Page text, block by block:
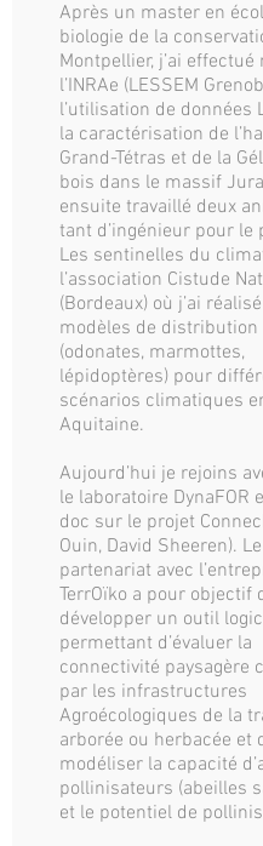
Après un master en
biologie de la
Montpellier, j’ai effectué
l’INRAe (LESSEM
l’utilisation de données
la caractérisation de
Grand-Tétras et de la
bois dans le massif
ensuite travaillé deux
tant d’ingénieur pour le
Les sentinelles du
l’association Cistude
(Bordeaux) où j’ai
modèles de distribution
(odonates, marmottes,
lépidoptères) pour
scénarios climatiques
Aquitaine.
Aujourd’hui je rejoins
le laboratoire DynaFOR
doc sur le projet
Ouin, David Sheeren).
partenariat avec
TerrOïko a pour objectif
développer un outil
permettant d’évaluer la
connectivité paysagère
par les infrastructures
Agroécologiques de la
arborée ou herbacée et
modéliser la capacité
pollinisateurs (abeilles
et le potentiel de